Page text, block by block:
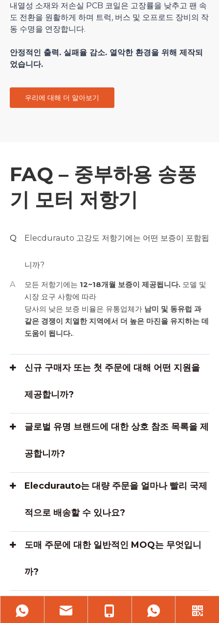
내열성 소재와 저손실 PCB 코일은 고장률을 낮추고 팬 속
도 전환을 원활하게 하며 트럭, 버스 및 오프로드 장비의 작
동 수명을 연장합니다.
안정적인 출력. 실패율 감소. 열악한 환경을 위해 제작되
었습니다.
우리에 대해 더 알아보기
FAQ – 중부하용 송풍
기 모터 저항기
Q Elecdurauto 고강도 저항기에는 어떤 보증이 포함됩
니까?
A 모든 저항기에는 12~18개월 보증이 제공됩니다. 모델 및
시장 요구 사항에 따라
당사의 낮은 보증 비율은 유통업체가 남미 및 동유럽 과
같은 경쟁이 치열한 지역에서 더 높은 마진을 유지하는 데
도움이 됩니다..
신규 구매자 또는 첫 주문에 대해 어떤 지원을
제공합니까?
글로벌 유명 브랜드에 대한 상호 참조 목록을 제
공합니까?
Elecdurauto는 대량 주문을 얼마나 빨리 국제
적으로 배송할 수 있나요?
도매 주문에 대한 일반적인 MOQ는 무엇입니
까?
신뢰성을 보장하기 위해 어떤 테스트 프로세스